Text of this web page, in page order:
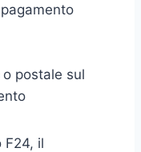
postale sul
F24, il